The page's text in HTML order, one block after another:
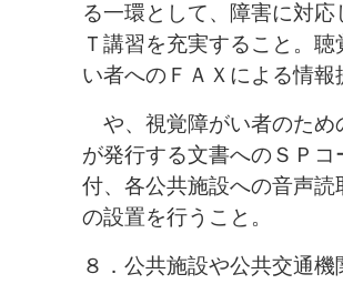
る一環として、障害に対応
Ｔ講習を充実すること。聴
い者へのＦＡＸによる情報
や、視覚障がい者のため
が発行する文書へのＳＰコ
付、各公共施設への音声読
の設置を行うこと。
８．公共施設や公共交通機